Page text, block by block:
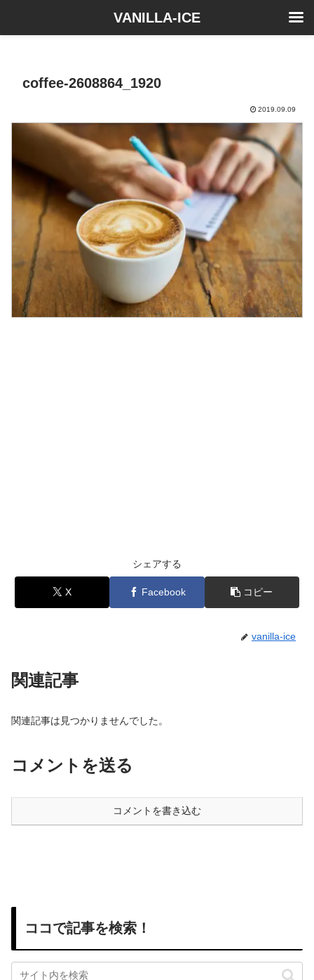
coffee-2608864_1920
2019.09.09
シェアする
X Facebook コピー
vanilla-ice
関連記事
関連記事は見つかりませんでした。
コメントを送る
コメントを書き込む
ココで記事を検索！
VANILLA-ICE